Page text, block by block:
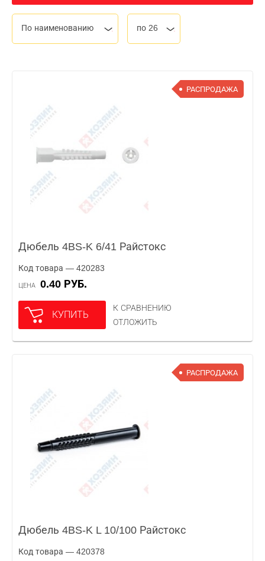
По наименованию по 26
РАСПРОДАЖА
Дюбель 4BS-K 6/41 Райстокс
Код товара — 420283
ЦЕНА 0.40 РУБ.
КУПИТЬ
К СРАВНЕНИЮ
ОТЛОЖИТЬ
РАСПРОДАЖА
Дюбель 4BS-K L 10/100 Райстокс
Код товара — 420378